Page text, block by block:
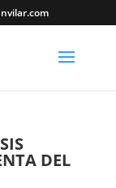
DEL